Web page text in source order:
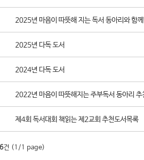
2025년 마음이 따뜻해 지는 독서 동아리와 함
2025년 다독 도서
2024년 다독 도서
2022년 마음이 따뜻해지는 주부독서 동아리 추
제4회 독서대회 책읽는 제2교회 추천도서목록
6건 (1 /1 page)